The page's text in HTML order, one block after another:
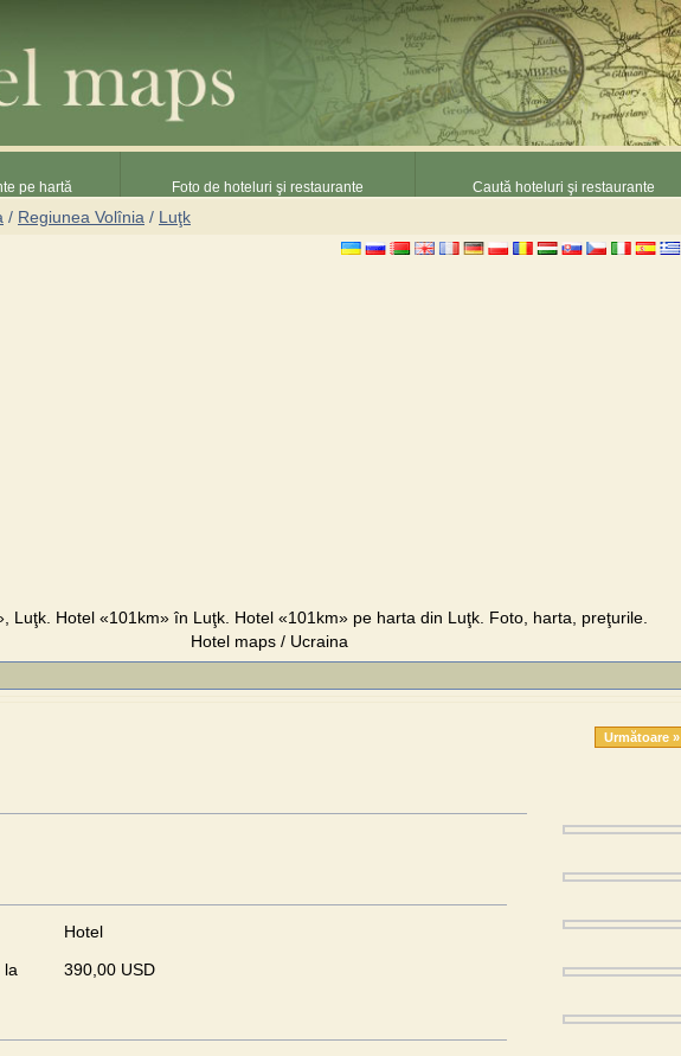
pe hartă Foto de hoteluri şi restaurante Caută hoteluri şi restaurante
/ Regiunea Volînia / Luţk
Luţk. Hotel «101km» în Luţk. Hotel «101km» pe harta din Luţk. Foto, harta, preţurile.
Hotel maps / Ucraina
Următoare »
Hotel
la
390,00 USD